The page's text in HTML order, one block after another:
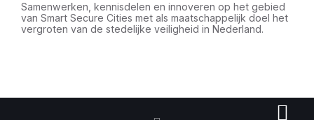
Samenwerken, kennisdelen en innoveren op het gebied
van Smart Secure Cities met als maatschappelijk doel het
vergroten van de stedelijke veiligheid in Nederland.